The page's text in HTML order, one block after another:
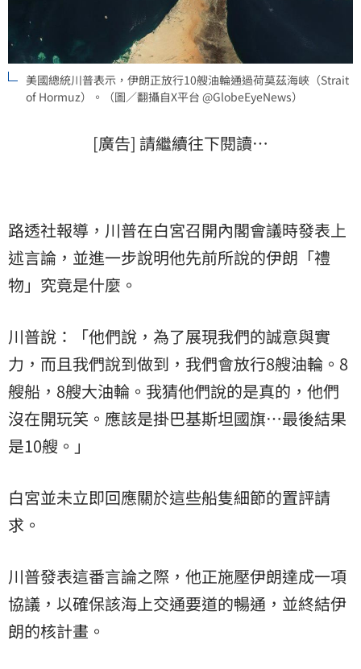
美國總統川普表示，伊朗正放行10艘油輪通過荷莫茲海峽（Strait
of Hormuz）。（圖／翻攝自X平台 @GlobeEyeNews）
[廣告] 請繼續往下閱讀…
路透社報導，川普在白宮召開內閣會議時發表上
述言論，並進一步說明他先前所說的伊朗「禮
物」究竟是什麼。
川普說：「他們說，為了展現我們的誠意與實
力，而且我們說到做到，我們會放行8艘油輪。8
艘船，8艘大油輪。我猜他們說的是真的，他們
沒在開玩笑。應該是掛巴基斯坦國旗…最後結果
是10艘。」
白宮並未立即回應關於這些船隻細節的置評請
求。
川普發表這番言論之際，他正施壓伊朗達成一項
協議，以確保該海上交通要道的暢通，並終結伊
朗的核計畫。